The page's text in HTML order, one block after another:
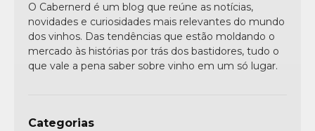
O Cabernerd é um blog que reúne as notícias,
novidades e curiosidades mais relevantes do mundo
dos vinhos. Das tendências que estão moldando o
mercado às histórias por trás dos bastidores, tudo o
que vale a pena saber sobre vinho em um só lugar.
Categorias